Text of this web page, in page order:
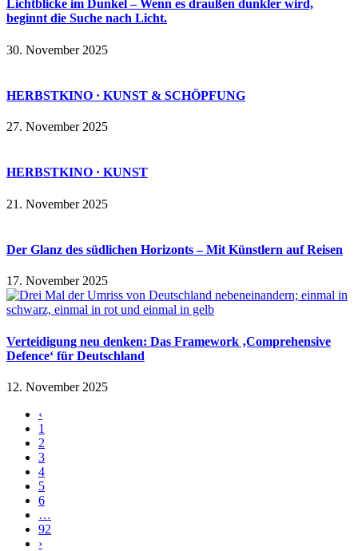
Lichtblicke im Dunkel – Wenn es draußen dunkler wird,
beginnt die Suche nach Licht.
30. November 2025
HERBSTKINO · KUNST & SCHÖPFUNG
27. November 2025
HERBSTKINO · KUNST
21. November 2025
Der Glanz des südlichen Horizonts – Mit Künstlern auf Reisen
17. November 2025
Verteidigung neu denken: Das Framework ‚Comprehensive
Defence‘ für Deutschland
12. November 2025
‹
1
2
3
4
5
6
…
92
›